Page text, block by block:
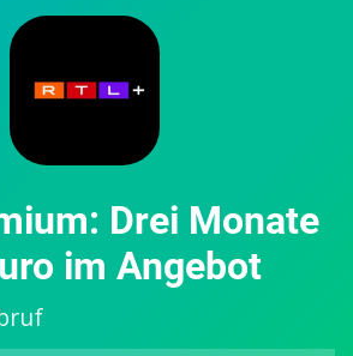
Drei Monate
im Angebot